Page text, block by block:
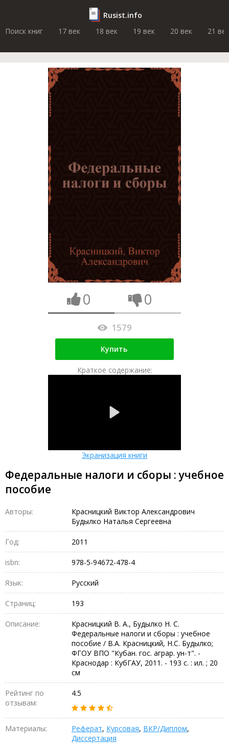
Rusist.info
Поиск книг
17 век 18 век 19 век 20 век 21 век
0 0
1579
Купить
Краткое содержание:
Экранизация книги
Федеральные налоги и сборы : учебное
пособие
Авторы:
Красницкий Виктор Александрович
Будылко Наталья Сергеевна
Год: 2011
isbn: 978-5-94672-478-4
Язык: Русский
Страниц: 193
Описание:
Красницкий В. А., Будылко Н. С.
Федеральные налоги и сборы : учебное
пособие / В.А. Красницкий, Н.С. Будылко;
ФГОУ ВПО "Кубан. гос. аграр. ун-т". -
Краснодар : КубГАУ, 2011. - 193 с. : ил. ; 20
см
Рейтинг по
отзывам:
4.5
Материалы: Реферат, Курсовая, ВКР/Диплом,
Диссертация